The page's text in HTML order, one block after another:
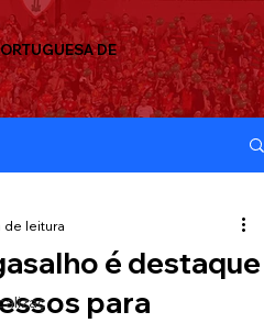
DE
é destaque
para
de leitura